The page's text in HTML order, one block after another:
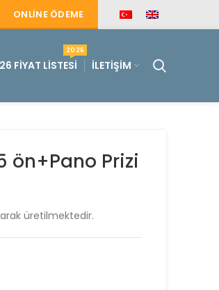
ONLINE ÖDEME
FIYAT LISTESI
2026
İLETIŞIM
ön+Pano Prizi
üretilmektedir.